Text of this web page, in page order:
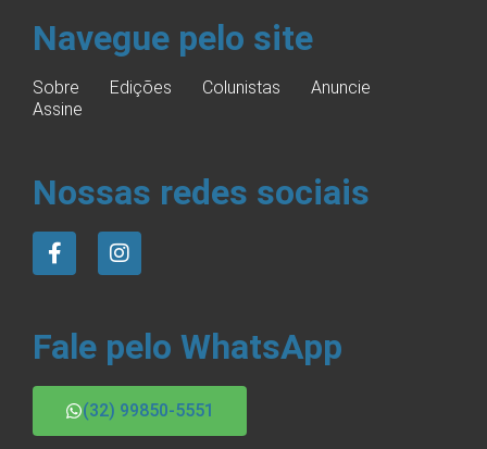
Navegue pelo site
Sobre Edições Colunistas
Anuncie
Assine
Nossas redes sociais
Fale pelo WhatsApp
(32) 99850-5551